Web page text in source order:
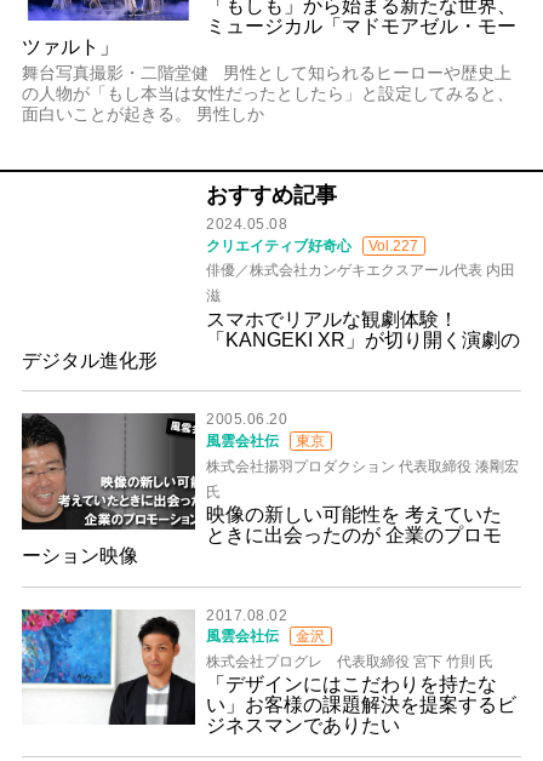
「もしも」から始まる新たな世界、
ミュージカル「マドモアゼル・モー
ツァルト」
舞台写真撮影・二階堂健 男性として知られるヒーローや歴史上
の人物が「もし本当は女性だったとしたら」と設定してみると、
面白いことが起きる。 男性しか
おすすめ記事
2024.05.08
クリエイティブ好奇心
Vol.227
俳優／株式会社カンゲキエクスアール代表 内田
滋
スマホでリアルな観劇体験！
「KANGEKI XR」が切り開く演劇の
デジタル進化形
2005.06.20
風雲会社伝
東京
株式会社揚羽プロダクション 代表取締役 湊剛宏
氏
映像の新しい可能性を 考えていた
ときに出会ったのが 企業のプロモ
ーション映像
2017.08.02
風雲会社伝
金沢
株式会社プログレ 代表取締役 宮下 竹則 氏
「デザインにはこだわりを持たな
い」お客様の課題解決を提案するビ
ジネスマンでありたい